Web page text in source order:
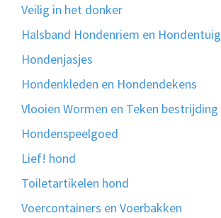
Veilig in het donker
Halsband Hondenriem en Hondentuig
Hondenjasjes
Hondenkleden en Hondendekens
Vlooien Wormen en Teken bestrijding
Hondenspeelgoed
Lief! hond
Toiletartikelen hond
Voercontainers en Voerbakken